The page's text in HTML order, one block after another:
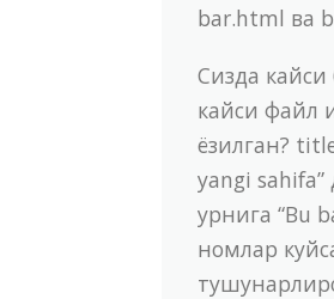
bar.html ва
Сизда
кайси файл
ёзилган?
yangi
урнига “Bu
номлар